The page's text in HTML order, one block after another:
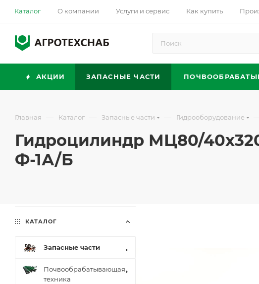
Каталог О компании Услуги и сервис Как купить
АКЦИИ ЗАПАСНЫЕ ЧАСТИ
Главная — Каталог — Запасные части — Гидрооборудование
Гидроцилиндр МЦ80/
Ф-1А/Б
КАТАЛОГ
Запасные части
Почвообрабатывающая
техника